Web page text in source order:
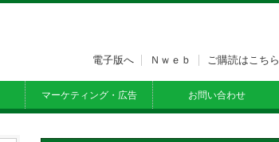
マーケティング・広告 お問い合わせ
電子版へ Ｎｗｅｂ ご購読はこちら